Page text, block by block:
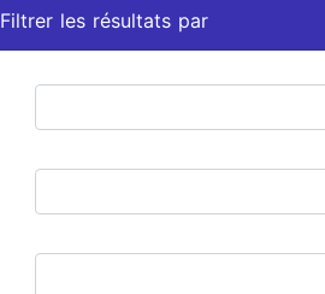
Filtrer les résultats par